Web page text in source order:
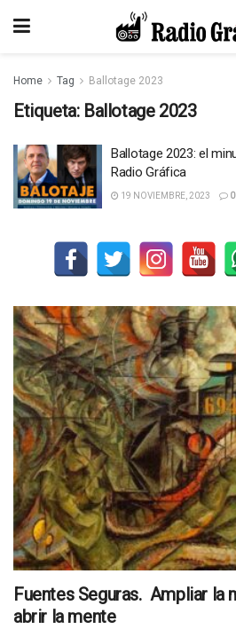
Home Tag Ballotage 2023
Etiqueta: Ballotage 2023
Ballotage 2023: el
Radio Gráfica
19 NOVIEMBRE, 2023 0
Fuentes Seguras. Ampliar la
abrir la mente